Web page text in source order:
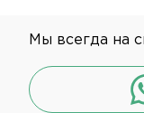
Мы всегда на